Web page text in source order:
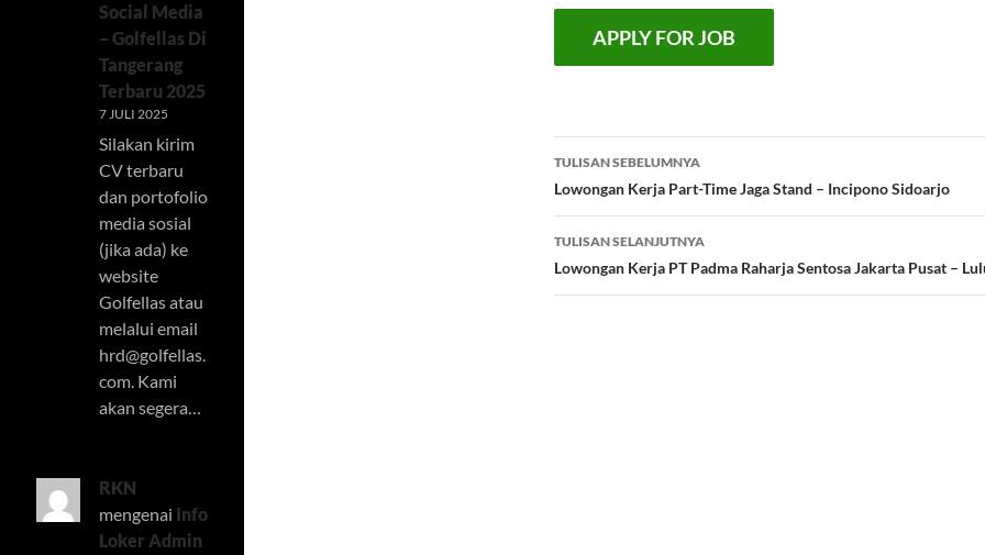
Navigasi
Tulisan
TULISAN SEBELUMNYA
Lowongan Kerja Part-Time Jaga Stand – Incipono Sidoarjo
TULISAN SELANJUTNYA
Lowongan Kerja PT Padma Raharja Sentosa Jakarta Pusat –
Social Media
– Golfellas Di
Tangerang
Terbaru 2025
7 JULI 2025
Silakan kirim
CV terbaru
dan portofolio
media sosial
(jika ada) ke
website
Golfellas atau
melalui email
hrd@golfellas.
com. Kami
akan segera…
RKN
mengenai Info
Loker Admin